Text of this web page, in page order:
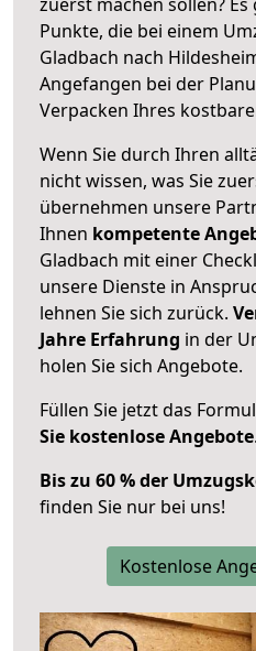
Punkte, die bei einem
Gladbach nach
Angefangen bei der
Verpacken Ihres
Wenn Sie durch Ihren
nicht wissen, was Sie
übernehmen unsere
Ihnen kompetente
Gladbach mit einer
unsere Dienste in
lehnen Sie sich zurück.
Jahre Erfahrung in der
holen Sie sich Angebote.
Füllen Sie jetzt das
Sie kostenlose Angebote.
Bis zu 60 % der
finden Sie nur bei uns!
Kostenlose